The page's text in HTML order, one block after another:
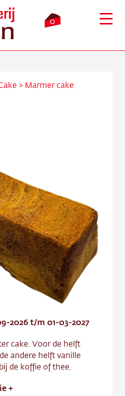
0
> Marmer cake
2026 t/m 01-03-2027
cake. Voor de helft
andere helft vanille
de koffie of thee.
+